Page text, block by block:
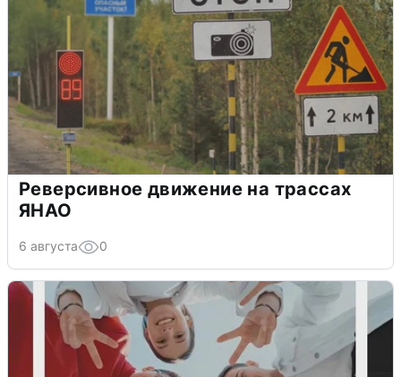
Реверсивное движение на трассах
ЯНАО
6 августа 0